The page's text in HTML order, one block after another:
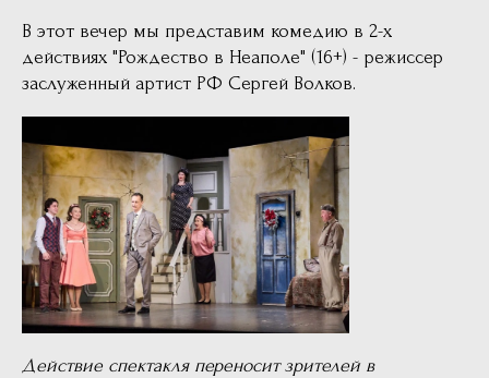
В этот вечер мы представим комедию в 2-х
действиях "Рождество в Неаполе" (16+) - режиссер
заслуженный артист РФ Сергей Волков.
Действие спектакля переносит зрителей в